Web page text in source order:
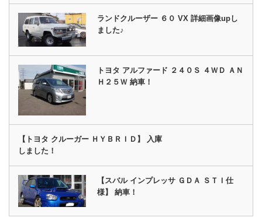
ランドクルーザー ６０ VX 詳細画像upし
ました♪
トヨタ アルファード ２４０Ｓ ４ＷＤ ＡＮ
Ｈ２５Ｗ 納車！
【トヨタ クルーガー ＨＹＢＲＩＤ】 入庫
しました！
【スバル インプレッサ ＧＤＡ ＳＴＩ仕
様】 納車！